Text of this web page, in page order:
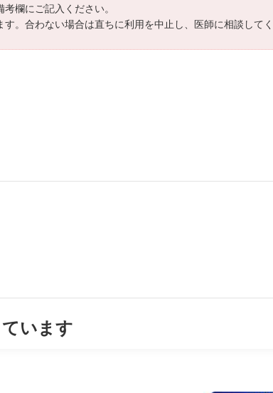
欄にご記入ください。
。合わない場合は直ちに利用を中止し、医師に相談してく
います